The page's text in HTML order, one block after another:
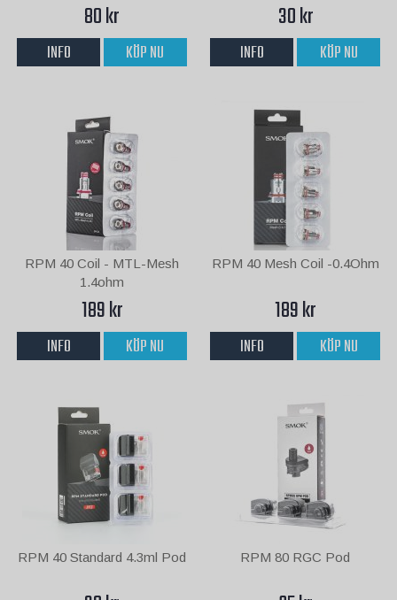
80 kr
INFO KÖP NU
30 kr
INFO KÖP NU
RPM 40 Coil - MTL-Mesh
1.4ohm
189 kr
INFO KÖP NU
RPM 40 Mesh Coil -0.4Ohm
189 kr
INFO KÖP NU
RPM 40 Standard 4.3ml Pod RPM 80 RGC Pod